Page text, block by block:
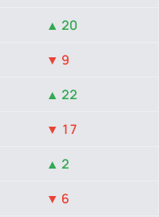
▲ 20
▼ 9
▲ 22
▼ 17
▲ 2
▼ 6